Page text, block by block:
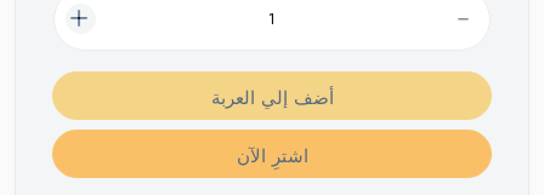
أضف إلي العربة
اشترِ الآن